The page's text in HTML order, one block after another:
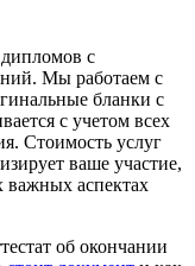
с
Мы работаем с
бланки с
с учетом всех
Стоимость услуг
ваше участие,
важных аспектах
об окончании